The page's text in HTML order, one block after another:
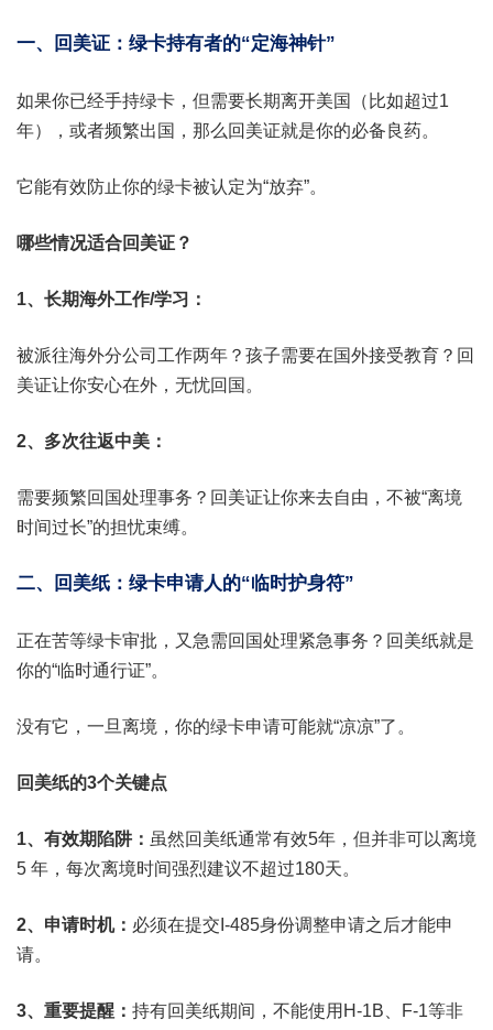
一、回美证：绿卡持有者的“定海神针”
如果你已经手持绿卡，但需要长期离开美国（比如超过1
年），或者频繁出国，那么回美证就是你的必备良药。
它能有效防止你的绿卡被认定为“放弃”。
哪些情况适合回美证？
1、长期海外工作/学习：
被派往海外分公司工作两年？孩子需要在国外接受教育？回
美证让你安心在外，无忧回国。
2、多次往返中美：
需要频繁回国处理事务？回美证让你来去自由，不被“离境
时间过长”的担忧束缚。
二、回美纸：绿卡申请人的“临时护身符”
正在苦等绿卡审批，又急需回国处理紧急事务？回美纸就是
你的“临时通行证”。
没有它，一旦离境，你的绿卡申请可能就“凉凉”了。
回美纸的3个关键点
1、有效期陷阱： 虽然回美纸通常有效5年，但并非可以离境
5 年，每次离境时间强烈建议不超过180天。
2、申请时机： 必须在提交I-485身份调整申请之后才能申
请。
3、重要提醒： 持有回美纸期间，不能使用H-1B、F-1等非